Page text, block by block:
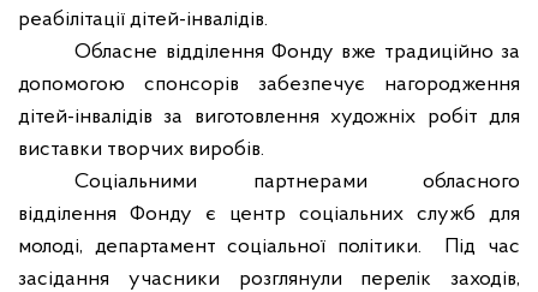
реабілітації дітей-інвалідів.
Обласне відділення Фонду вже традиційно за
допомогою спонсорів забезпечує нагородження
дітей-інвалідів за виготовлення художніх робіт для
виставки творчих виробів.
Соціальними партнерами обласного
відділення Фонду є центр соціальних служб для
молоді, департамент соціальної політики.
Під час
засідання учасники розглянули перелік заходів,